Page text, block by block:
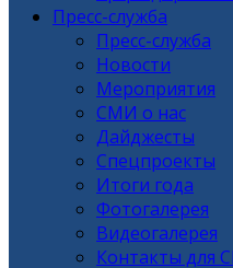
Пресс-служба
Пресс-служба
Новости
Мероприятия
СМИ о нас
Дайджесты
Спецпроекты
Итоги года
Фотогалерея
Видеогалерея
Контакты для